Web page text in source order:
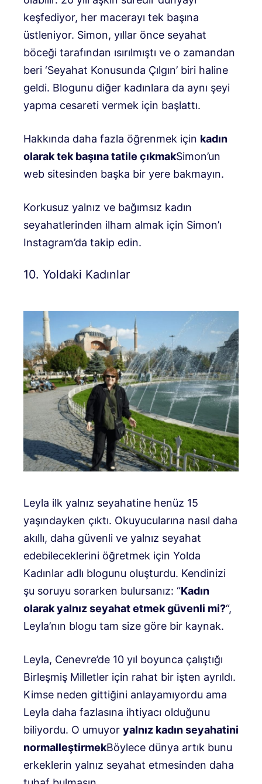
keşfediyor, her macerayı tek başına
üstleniyor. Simon, yıllar önce seyahat
böceği tarafından ısırılmıştı ve o zamandan
beri ‘Seyahat Konusunda Çılgın’ biri haline
geldi. Blogunu diğer kadınlara da aynı şeyi
yapma cesareti vermek için başlattı.
Hakkında daha fazla öğrenmek için kadın
olarak tek başına tatile çıkmakSimon’un
web sitesinden başka bir yere bakmayın.
Korkusuz yalnız ve bağımsız kadın
seyahatlerinden ilham almak için Simon’ı
Instagram’da takip edin.
10. Yoldaki Kadınlar
Leyla ilk yalnız seyahatine henüz 15
yaşındayken çıktı. Okuyucularına nasıl daha
akıllı, daha güvenli ve yalnız seyahat
edebileceklerini öğretmek için Yolda
Kadınlar adlı blogunu oluşturdu. Kendinizi
şu soruyu sorarken bulursanız: “Kadın
olarak yalnız seyahat etmek güvenli mi?“,
Leyla’nın blogu tam size göre bir kaynak.
Leyla, Cenevre’de 10 yıl boyunca çalıştığı
Birleşmiş Milletler için rahat bir işten ayrıldı.
Kimse neden gittiğini anlayamıyordu ama
Leyla daha fazlasına ihtiyacı olduğunu
biliyordu. O umuyor yalnız kadın seyahatini
normalleştirmekBöylece dünya artık bunu
erkeklerin yalnız seyahat etmesinden daha